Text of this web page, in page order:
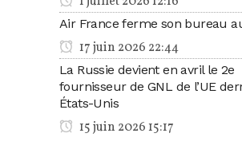
Air France ferme son bureau
17 juin 2026 22:44
La Russie devient en avril le 2e
fournisseur de GNL de l’UE
États-Unis
15 juin 2026 15:17